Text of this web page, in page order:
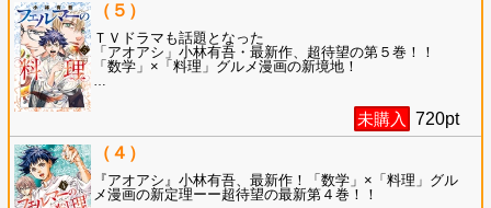
（５）
ＴＶドラマも話題となった
「アオアシ」小林有吾・最新作、超待望の第５巻！！
「数学」×「料理」グルメ漫画の新境地！
…
未購入 720pt
（４）
『アオアシ』小林有吾、最新作！「数学」×「料理」グル
メ漫画の新定理ーー超待望の最新第４巻！！